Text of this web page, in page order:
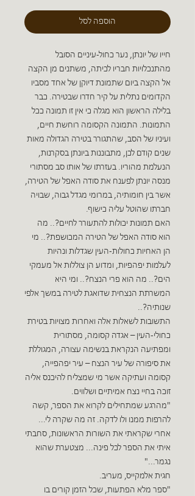
הוספה לסל
חייו של יונתן, נער כחול-עיניים הסובל
מהתנכלויות חבריו לכיתה, משתנים מן הקצה
אל הקצה ביום שתמונת דיוקן של אחד מסביו
הקדומים נתלית על קיר חדרו שבטירה. כבר
בלילה הראשון הוא מגלה כי אין זו תמונה ככל
התמונות. התמונה הקסומה רוחשת חיים,
ועיניו של הסב, שהתגורר בטירה הגדולה מאות
שנים קודם לכן, מתבוננות ביונתן בסקרנות,
הנעלמת מהוריו. בעזרתו של אותו סב מסתורי
מנסה יונתן לפענח את סודה האפל של הטירה,
אשר בין חומותיה, במרומי מגדל גבוה, שבויה
חברתו שהוטל עליה כישוף.
האם תמונות יכולות להתעורר לחיים?.. מה
הוא סודה האפל של הטירה המכושפת?.. מי
הן האחיות כחולות-העין שגדלות ונהיות
לעלמות יפהפיות, ומדוע הן צוללות אל מעמקי
הים?.. מה הוא פרי הנצח?.. ומי היא
המשרתת הנצחית שדואגת לטירה במשך אלפי
שנותיה?..
התשובות לשאלות אלה ואחרות מצויות בטירת
כחולי-העין – אגדה קסומה, מסתורית
ומפתיעה הנקראת בנשימה עצורה, המגוללת
את סיפורה של עיר הנצח – עיר יפהפייה,
קסומה ועתיקה אשר מי שמצליח להיכנס אליה
זוכה בחיי נצח אמיתיים ושלווים.
"מהרגע שמתחילים לקרוא את הספר, קשה
להרפות ממנו ולו לדקה. זה מה שקרה לי...
אחרי שקראתי את השורות הראשונות, סחבתי
איתי את הספר לכל פינה... מצטערת שהוא
נגמר..."
חגית אלמקייס, מעריב.
"ספר מלא הפתעות, שכל הזמן קורים בו